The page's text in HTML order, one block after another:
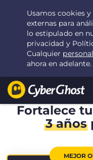
Tu elección:la mejor
Fortalece
3 años
MEJOR